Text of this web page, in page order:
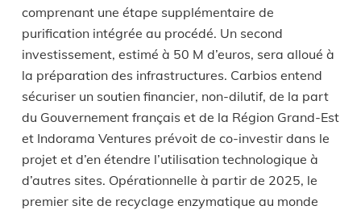
comprenant une étape supplémentaire de
purification intégrée au procédé. Un second
investissement, estimé à 50 M d’euros, sera alloué à
la préparation des infrastructures. Carbios entend
sécuriser un soutien financier, non-dilutif, de la part
du Gouvernement français et de la Région Grand-Est
et Indorama Ventures prévoit de co-investir dans le
projet et d’en étendre l’utilisation technologique à
d’autres sites. Opérationnelle à partir de 2025, le
premier site de recyclage enzymatique au monde